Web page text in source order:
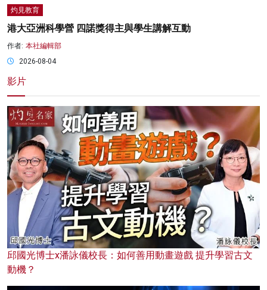
灼見教育
港大亞洲科學營 四諾獎得主與學生講解互動
作者: 本社編輯部
2026-08-04
影片
邱國光博士x潘詠儀校長：如何善用動畫遊戲 提升學習古文
動機？